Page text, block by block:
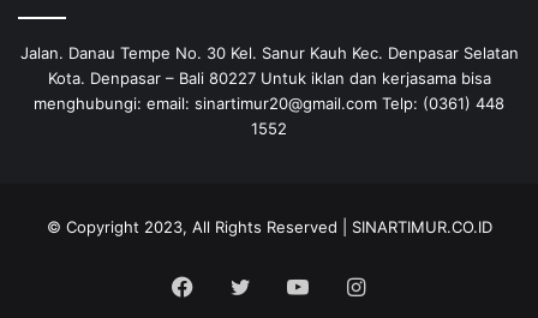
Jalan. Danau Tempe No. 30 Kel. Sanur Kauh Kec. Denpasar Selatan
Kota. Denpasar – Bali 80227 Untuk iklan dan kerjasama bisa
menghubungi: email: sinartimur20@gmail.com Telp: (0361) 448
1552
© Copyright 2023, All Rights Reserved | SINARTIMUR.CO.ID
Facebook
Twitter YouTubeInstagram